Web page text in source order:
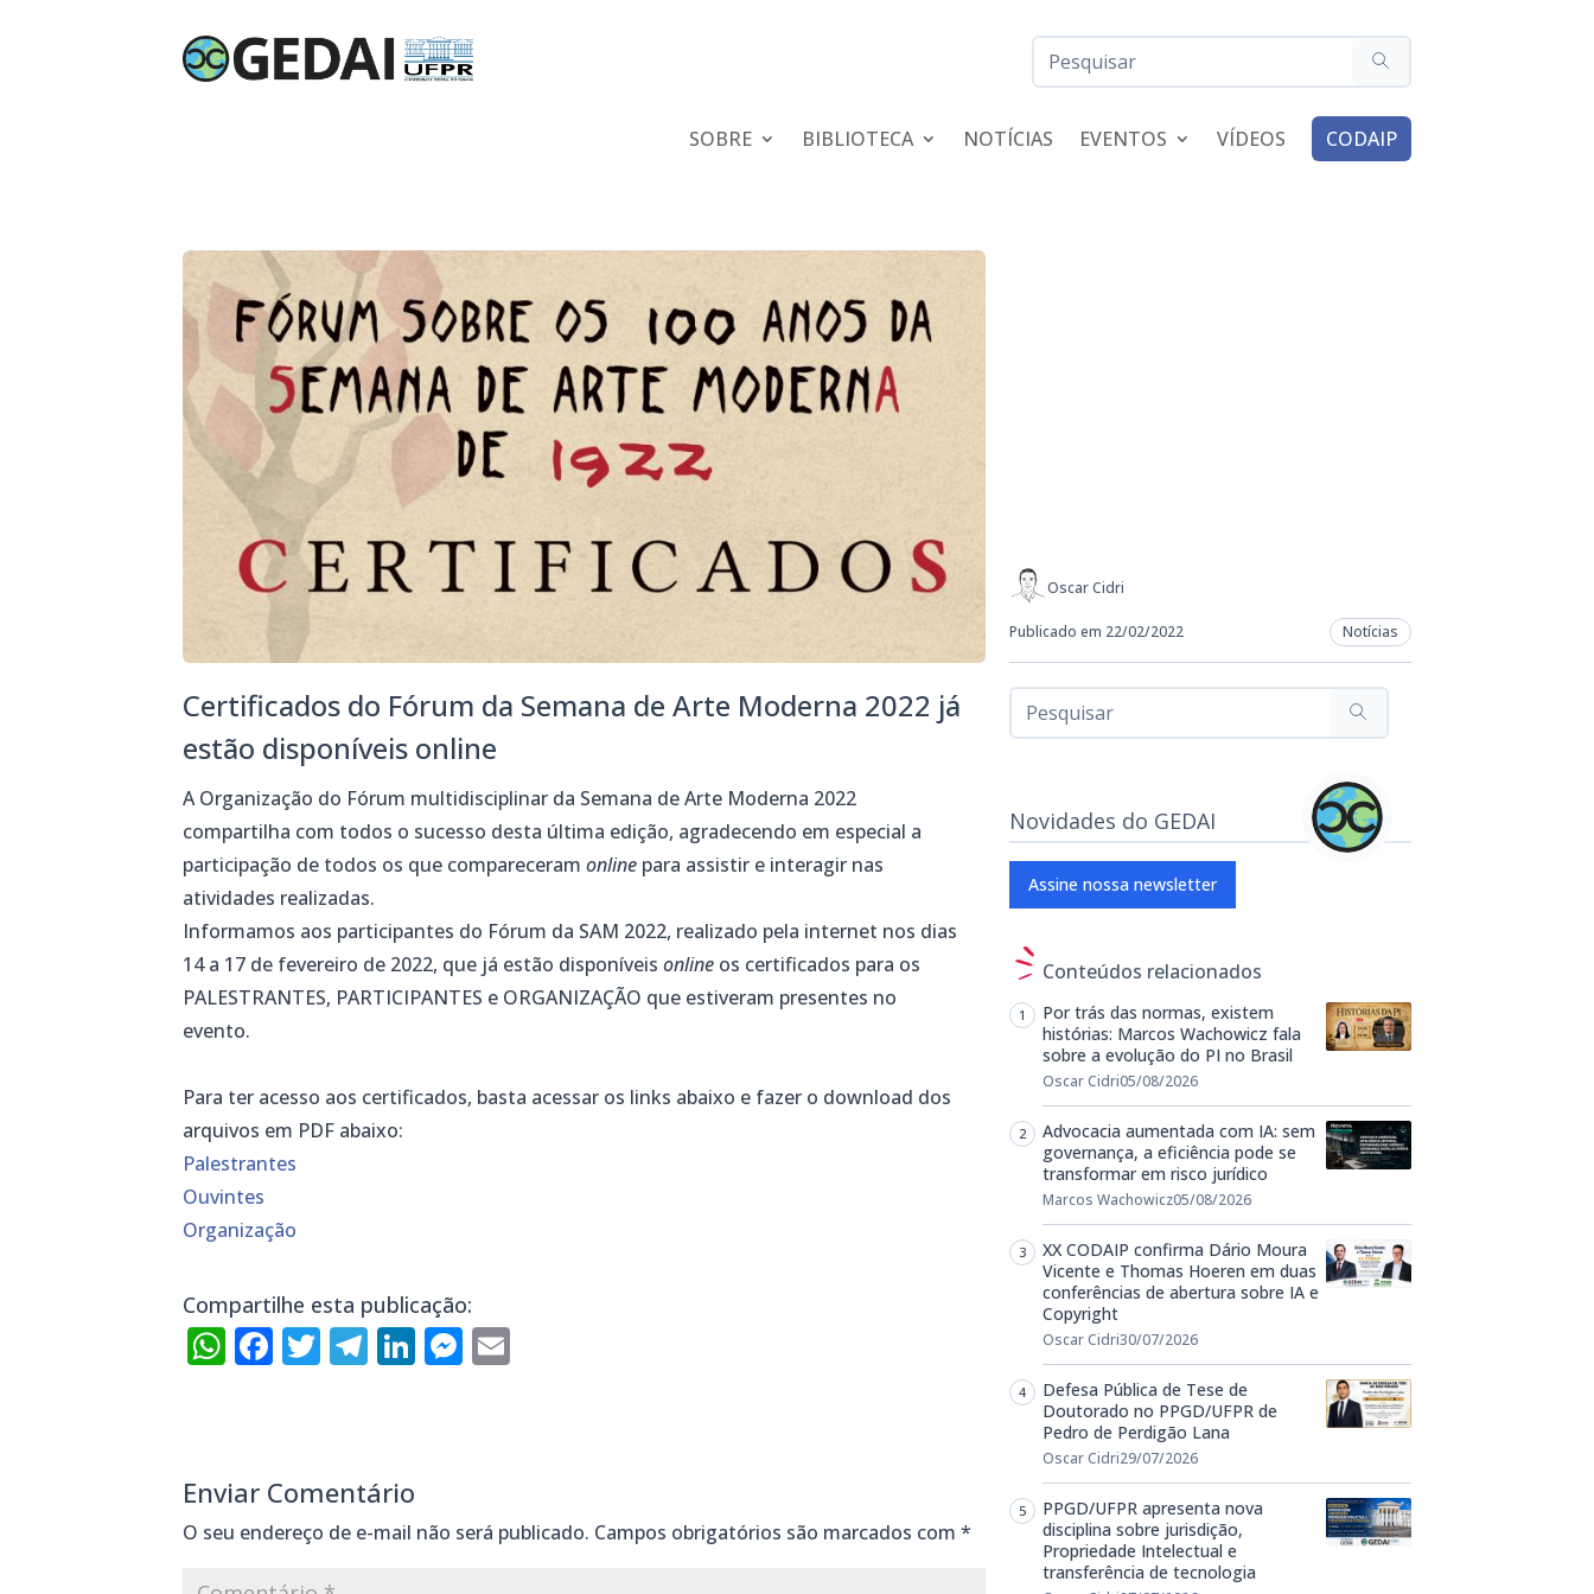
SOBRE BIBLIOTECA NOTÍCIAS EVENTOS VÍDEOS CODAIP
Certificados do Fórum da Semana de Arte Moderna 2022 já
estão disponíveis online
A Organização do Fórum multidisciplinar da Semana de Arte Moderna 2022
compartilha com todos o sucesso desta última edição, agradecendo em especial a
participação de todos os que compareceramonline para assistir e interagir nas
atividades realizadas.
Informamos aos participantes do Fórum da SAM 2022, realizado pela internet nos dias
14 a 17 de fevereiro de 2022, que já estão disponíveisonline os certificados para os
PALESTRANTES, PARTICIPANTES e ORGANIZAÇÃO que estiveram presentes no
evento.
Para ter acesso aos certificados, basta acessar os links abaixo e fazer o download dos
arquivos em PDF abaixo:
Palestrantes
Ouvintes
Organização
Compartilhe esta publicação:
WhatsApp
Facebook
Twitter
Telegram
LinkedIn
Messenger
Enviar Comentário
O seu endereço de e-mail não será publicado. Campos obrigatórios são marcados com*
Oscar Cidri
Publicado em 22/02/2022 Notícias
Novidades do GEDAI
Assine nossa newsletter
Conteúdos relacionados
Por trás das normas, existem
histórias: Marcos Wachowicz fala
sobre a evolução do PI no Brasil
Oscar Cidri05/08/2026
Advocacia aumentada com IA: sem
governança, a eficiência pode se
transformar em risco jurídico
Marcos Wachowicz05/08/2026
XX CODAIP confirma Dário Moura
Vicente e Thomas Hoeren em duas
conferências de abertura sobre IA e
Copyright
Oscar Cidri30/07/2026
Defesa Pública de Tese de
Doutorado no PPGD/UFPR de
Pedro de Perdigão Lana
Oscar Cidri29/07/2026
PPGD/UFPR apresenta nova
disciplina sobre jurisdição,
Propriedade Intelectual e
transferência de tecnologia